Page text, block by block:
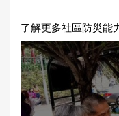
了解更多社區防災能